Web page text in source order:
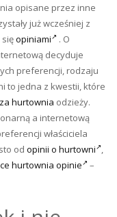
opisane przez inne
już wcześniej z
sięopiniami
. O
decyduje
preferencji, rodzaju
to jedna z kwestii, które
hurtownia odzieży.
a internetową
właściciela
od opinii o hurtowni ,
hurtownia opinie
–